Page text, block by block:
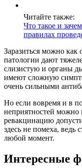
Читайте также:
Что такое и
правилах
Заразиться можно как
патологии дают
слизистую и органы
имеют сложную
очень сильными
Но если вовремя и в
неприятностей
ревакцинацию
здесь не помеха, ведь
любой момент.
Интересные